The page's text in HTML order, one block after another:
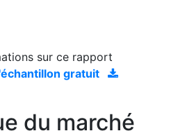
sur ce rapport
gratuit
du marché